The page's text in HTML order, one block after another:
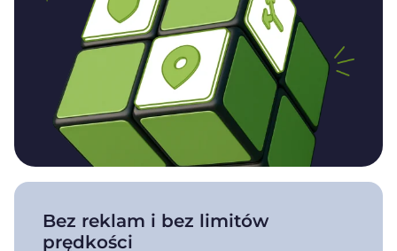
Bez reklam i bez limitów
prędkości